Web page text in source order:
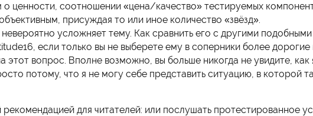
ценности, соотношении «цена/качество» тестируемых
присуждая то или иное количество «звёзд».
усложняет тему. Как сравнить его с другими
если только вы не выберете ему в соперники более
этот вопрос. Вполне возможно, вы больше никогда не увидите,
потому, что я не могу себе представить ситуацию, в которой
для читателей: или послушать протестированное